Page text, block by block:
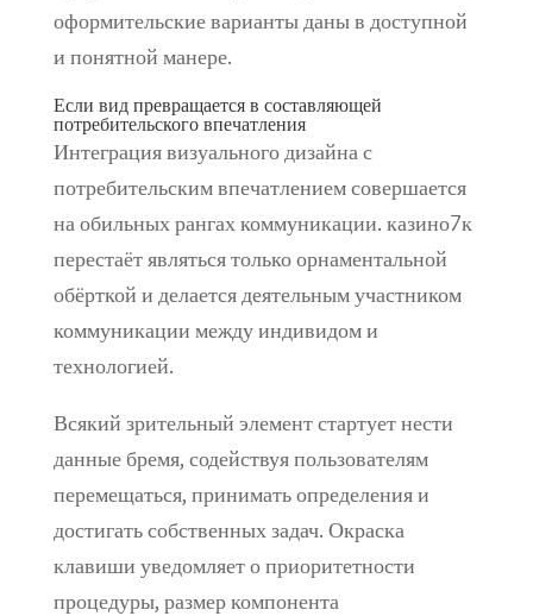
оформительские варианты даны в доступной
и понятной манере.
Если вид превращается в составляющей
потребительского впечатления
Интеграция визуального дизайна с
потребительским впечатлением совершается
на обильных рангах коммуникации. казино7к
перестаёт являться только орнаментальной
обёрткой и делается деятельным участником
коммуникации между индивидом и
технологией.
Всякий зрительный элемент стартует нести
данные бремя, содействуя пользователям
перемещаться, принимать определения и
достигать собственных задач. Окраска
клавиши уведомляет о приоритетности
процедуры, размер компонента